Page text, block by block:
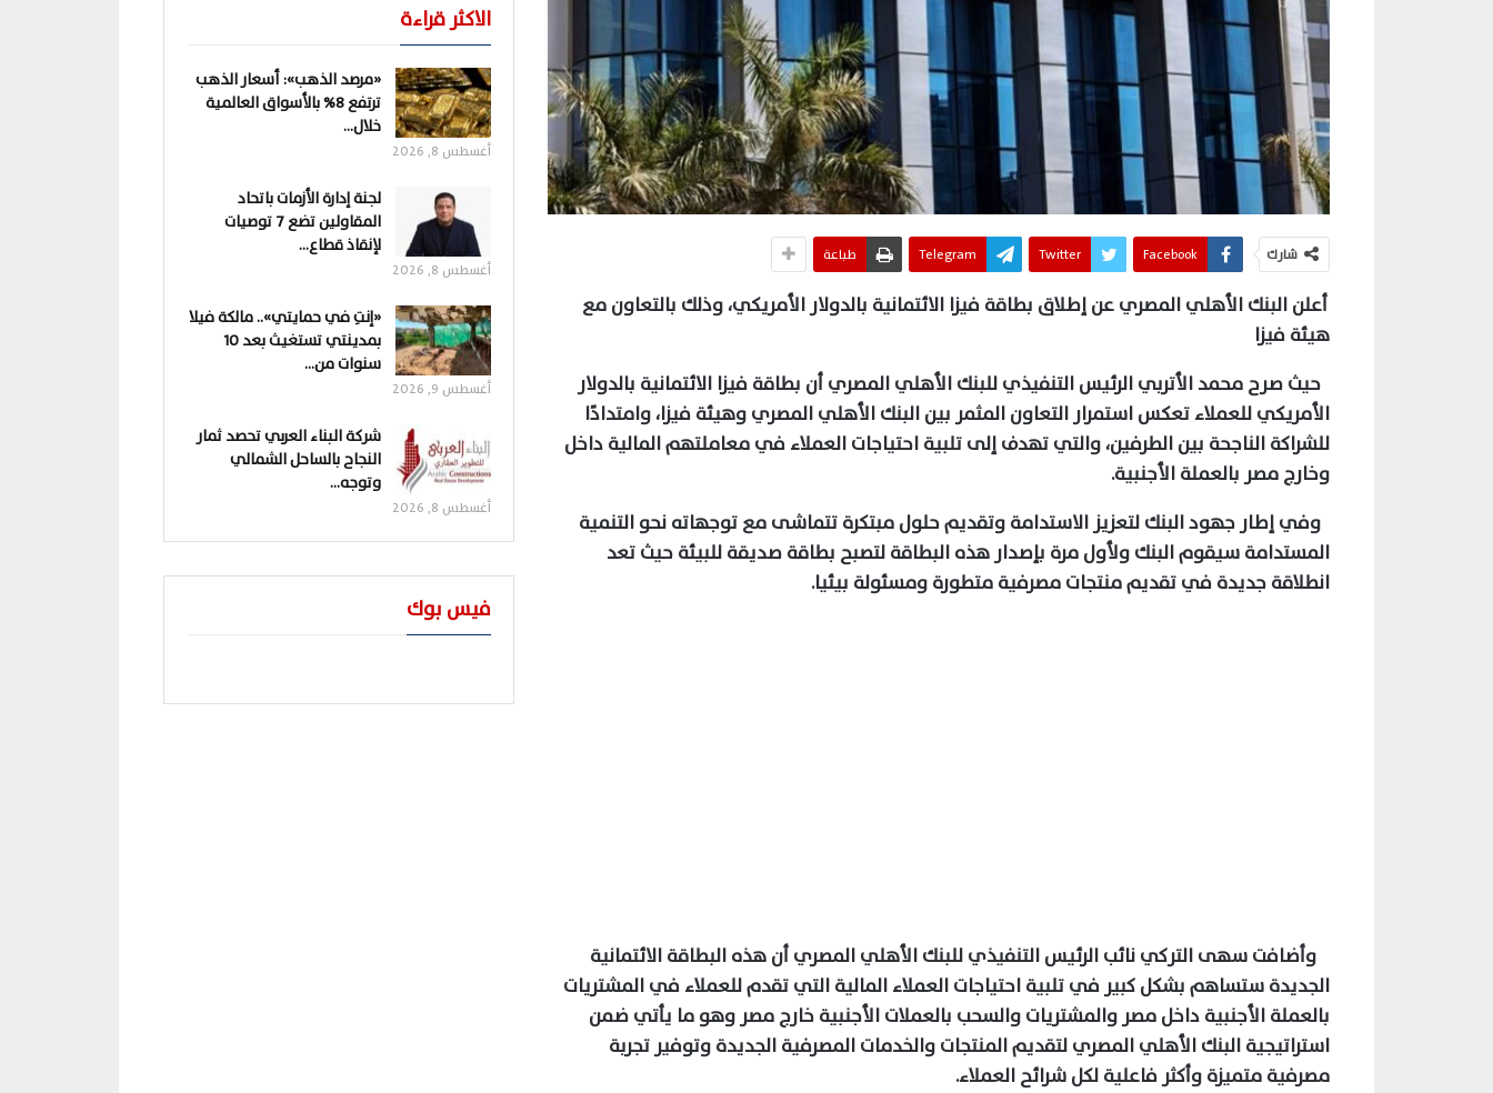
شارك Facebook
Twitter
Telegram طباعة
أعلن البنك الأهلي المصري عن إطلاق بطاقة فيزا الائتمانية بالدولار الأمريكي، وذلك بالتعاون مع
هيئة فيزا
حيث صرح محمد الأتربي الرئيس التنفيذي للبنك الأهلي المصريأن بطاقة فيزا الائتمانية بالدولار
الأمريكي للعملاء تعكس استمرار التعاون المثمر بين البنك الأهلي المصري وهيئة فيزا، وامتدادًا
للشراكة الناجحة بين الطرفين، والتي تهدف إلى تلبية احتياجات العملاء في معاملتهم المالية داخل
وخارج مصر بالعملة الأجنبية.
وفي إطار جهود البنك لتعزيز الاستدامة وتقديم حلول مبتكرة تتماشى مع توجهاته نحو التنمية
المستدامة سيقوم البنك ولأول مرة بإصدار هذه البطاقة لتصبح بطاقة صديقة للبيئة حيث تعد
انطلاقة جديدة في تقديم منتجات مصرفية متطورة ومسئولة بيئيا.
وأضافت سهى التركي نائب الرئيس التنفيذي للبنك الأهلي المصري أن هذه البطاقة الائتمانية
الجديدة ستساهم بشكل كبير في تلبية احتياجات العملاء المالية التي تقدم للعملاء في المشتريات
بالعملة الأجنبية داخل مصر والمشتريات والسحب بالعملات الأجنبية خارج مصر وهو ما يأتي ضمن
استراتيجية البنك الأهلي المصري لتقديم المنتجات والخدمات المصرفية الجديدة وتوفير تجربة
مصرفية متميزة وأكثر فاعلية لكل شرائح العملاء.
الاكثر قراءة
«مرصد الذهب»: أسعار الذهب
ترتفع 8% بالأسواق العالمية
خلال…
أغسطس 8, 2026
لجنة إدارة الأزمات باتحاد
المقاولين تضع 7 توصيات
لإنقاذ قطاع…
أغسطس 8, 2026
«إنتِ في حمايتي».. مالكة فيلا
بمدينتي تستغيث بعد 10
سنوات من…
أغسطس 9, 2026
شركة البناء العربي تحصد ثمار
النجاح بالساحل الشمالي
وتوجه…
أغسطس 8, 2026
فيس بوك